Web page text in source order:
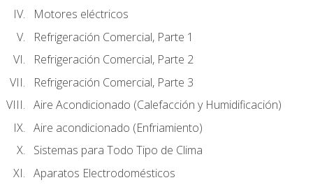
Motores eléctricos
Refrigeración Comercial, Parte 1
Refrigeración Comercial, Parte 2
Refrigeración Comercial, Parte 3
Aire Acondicionado (Calefacción y Humidificación)
Aire acondicionado (Enfriamiento)
Sistemas para Todo Tipo de Clima
Aparatos Electrodomésticos